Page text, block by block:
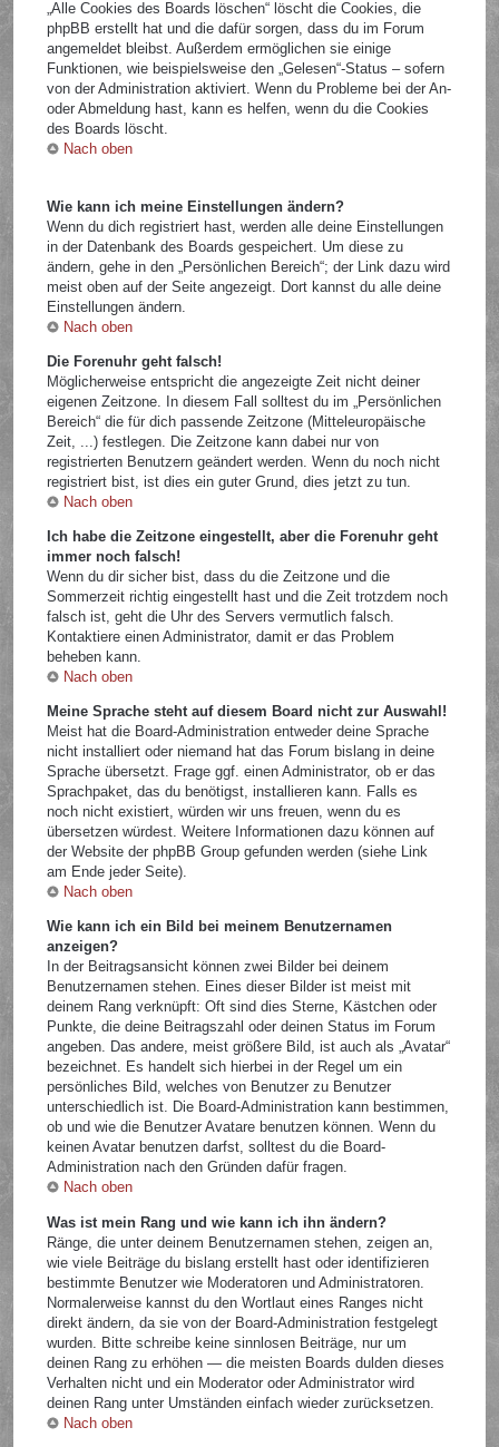
„Alle Cookies des Boards löschen“ löscht die Cookies, die
phpBB erstellt hat und die dafür sorgen, dass du im Forum
angemeldet bleibst. Außerdem ermöglichen sie einige
Funktionen, wie beispielsweise den „Gelesen“-Status – sofern
von der Administration aktiviert. Wenn du Probleme bei der An-
oder Abmeldung hast, kann es helfen, wenn du die Cookies
des Boards löscht.
Nach oben
Wie kann ich meine Einstellungen ändern?
Wenn du dich registriert hast, werden alle deine Einstellungen
in der Datenbank des Boards gespeichert. Um diese zu
ändern, gehe in den „Persönlichen Bereich“; der Link dazu wird
meist oben auf der Seite angezeigt. Dort kannst du alle deine
Einstellungen ändern.
Nach oben
Die Forenuhr geht falsch!
Möglicherweise entspricht die angezeigte Zeit nicht deiner
eigenen Zeitzone. In diesem Fall solltest du im „Persönlichen
Bereich“ die für dich passende Zeitzone (Mitteleuropäische
Zeit, ...) festlegen. Die Zeitzone kann dabei nur von
registrierten Benutzern geändert werden. Wenn du noch nicht
registriert bist, ist dies ein guter Grund, dies jetzt zu tun.
Nach oben
Ich habe die Zeitzone eingestellt, aber die Forenuhr geht
immer noch falsch!
Wenn du dir sicher bist, dass du die Zeitzone und die
Sommerzeit richtig eingestellt hast und die Zeit trotzdem noch
falsch ist, geht die Uhr des Servers vermutlich falsch.
Kontaktiere einen Administrator, damit er das Problem
beheben kann.
Nach oben
Meine Sprache steht auf diesem Board nicht zur Auswahl!
Meist hat die Board-Administration entweder deine Sprache
nicht installiert oder niemand hat das Forum bislang in deine
Sprache übersetzt. Frage ggf. einen Administrator, ob er das
Sprachpaket, das du benötigst, installieren kann. Falls es
noch nicht existiert, würden wir uns freuen, wenn du es
übersetzen würdest. Weitere Informationen dazu können auf
der Website der phpBB Group gefunden werden (siehe Link
am Ende jeder Seite).
Nach oben
Wie kann ich ein Bild bei meinem Benutzernamen
anzeigen?
In der Beitragsansicht können zwei Bilder bei deinem
Benutzernamen stehen. Eines dieser Bilder ist meist mit
deinem Rang verknüpft: Oft sind dies Sterne, Kästchen oder
Punkte, die deine Beitragszahl oder deinen Status im Forum
angeben. Das andere, meist größere Bild, ist auch als „Avatar“
bezeichnet. Es handelt sich hierbei in der Regel um ein
persönliches Bild, welches von Benutzer zu Benutzer
unterschiedlich ist. Die Board-Administration kann bestimmen,
ob und wie die Benutzer Avatare benutzen können. Wenn du
keinen Avatar benutzen darfst, solltest du die Board-
Administration nach den Gründen dafür fragen.
Nach oben
Was ist mein Rang und wie kann ich ihn ändern?
Ränge, die unter deinem Benutzernamen stehen, zeigen an,
wie viele Beiträge du bislang erstellt hast oder identifizieren
bestimmte Benutzer wie Moderatoren und Administratoren.
Normalerweise kannst du den Wortlaut eines Ranges nicht
direkt ändern, da sie von der Board-Administration festgelegt
wurden. Bitte schreibe keine sinnlosen Beiträge, nur um
deinen Rang zu erhöhen — die meisten Boards dulden dieses
Verhalten nicht und ein Moderator oder Administrator wird
deinen Rang unter Umständen einfach wieder zurücksetzen.
Nach oben